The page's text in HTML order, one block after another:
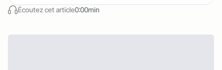
Écoutez cet article0:00min